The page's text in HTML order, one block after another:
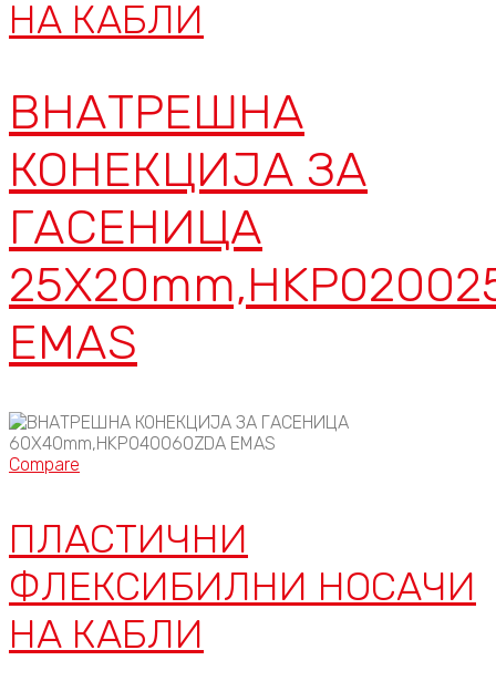
НА КАБЛИ
ВНАТРЕШНА
КОНЕКЦИЈА ЗА
ГАСЕНИЦА
EMAS
Compare
ПЛАСТИЧНИ
ФЛЕКСИБИЛНИ НОСАЧИ
НА КАБЛИ